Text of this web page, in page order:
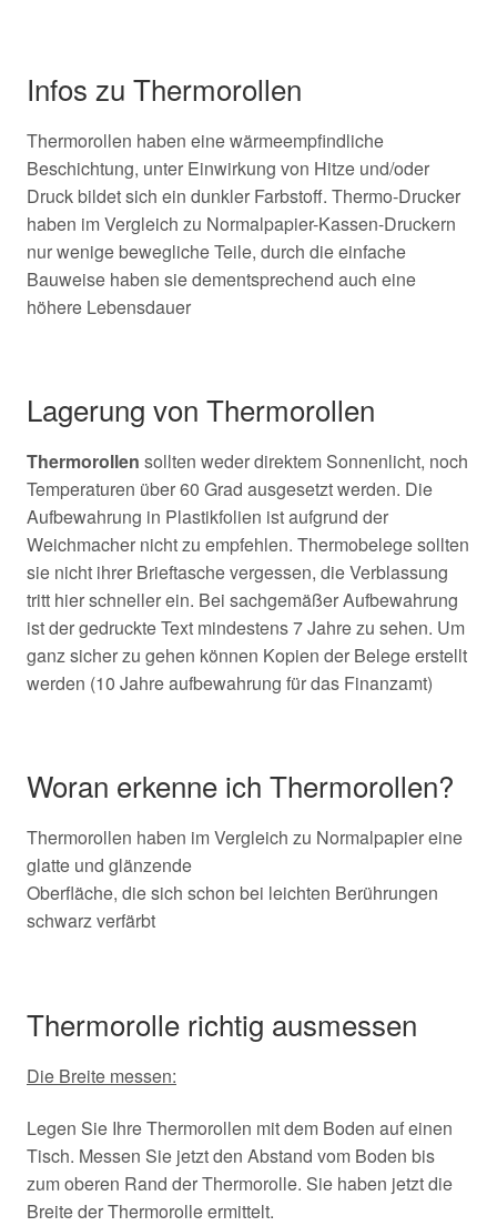
Infos zu Thermorollen
Thermorollen haben eine wärmeempfindliche
Beschichtung, unter Einwirkung von Hitze und/oder
Druck bildet sich ein dunkler Farbstoff. Thermo-Drucker
haben im Vergleich zu Normalpapier-Kassen-Druckern
nur wenige bewegliche Teile, durch die einfache
Bauweise haben sie dementsprechend auch eine
höhere Lebensdauer
Lagerung von Thermorollen
Thermorollen sollten weder direktem Sonnenlicht, noch
Temperaturen über 60 Grad ausgesetzt werden. Die
Aufbewahrung in Plastikfolien ist aufgrund der
Weichmacher nicht zu empfehlen. Thermobelege sollten
sie nicht ihrer Brieftasche vergessen, die Verblassung
tritt hier schneller ein. Bei sachgemäßer Aufbewahrung
ist der gedruckte Text mindestens 7 Jahre zu sehen. Um
ganz sicher zu gehen können Kopien der Belege erstellt
werden (10 Jahre aufbewahrung für das Finanzamt)
Woran erkenne ich Thermorollen?
Thermorollen haben im Vergleich zu Normalpapier eine
glatte und glänzende
Oberfläche, die sich schon bei leichten Berührungen
schwarz verfärbt
Thermorolle richtig ausmessen
Die Breite messen:
Legen Sie Ihre Thermorollen mit dem Boden auf einen
Tisch. Messen Sie jetzt den Abstand vom Boden bis
zum oberen Rand der Thermorolle. Sie haben jetzt die
Breite der Thermorolle ermittelt.